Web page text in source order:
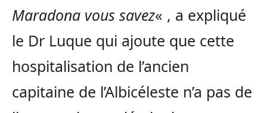
Maradona vous savez« , a expliqué
le Dr Luque qui ajoute que cette
hospitalisation de l’ancien
capitaine de l’Albicéleste n’a pas de